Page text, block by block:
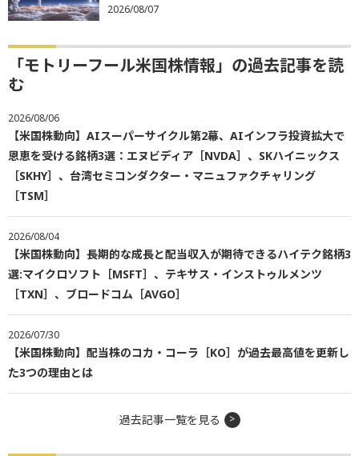
2026/08/07
「モトリーフール米国株情報」の過去記事を読
む
2026/08/06
【米国株動向】AIスーパーサイクル第2幕、AIインフラ投資拡大で
恩恵を受ける銘柄3選：エヌビディア［NVDA］、SKハイニックス
［SKHY］、台湾セミコンダクター・マニュファクチャリング
［TSM］
2026/08/04
【米国株動向】長期的な成長と配当収入が期待できるハイテク銘柄3
選:マイクロソフト［MSFT］、テキサス・インストゥルメンツ
［TXN］、ブロードコム［AVGO］
2026/07/30
【米国株動向】配当株のコカ・コーラ［KO］が過去最高値を更新し
た3つの理由とは
過去記事一覧を見る